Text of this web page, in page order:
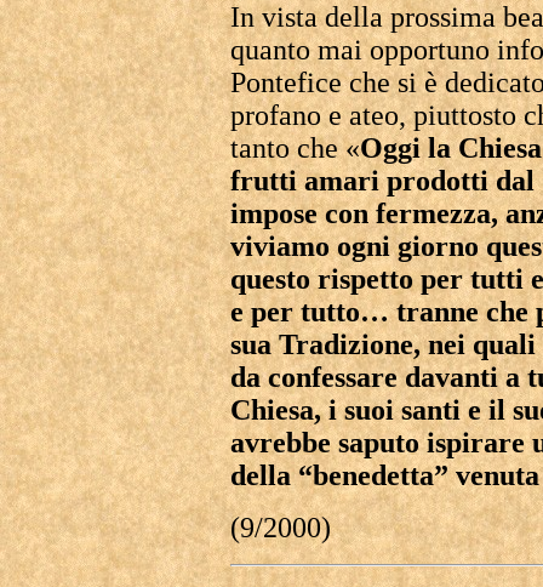
In vista della prossima
quanto mai opportuno
Pontefice che si è
profano e ateo, piuttosto
tanto che «Oggi la
frutti amari prodotti dal
impose con fermezza,
viviamo ogni giorno
questo rispetto per tutti
e per tutto… tranne che
sua Tradizione, nei quali
da confessare davanti a
Chiesa, i suoi santi e il
avrebbe saputo ispirare
della “benedetta”
(9/2000)